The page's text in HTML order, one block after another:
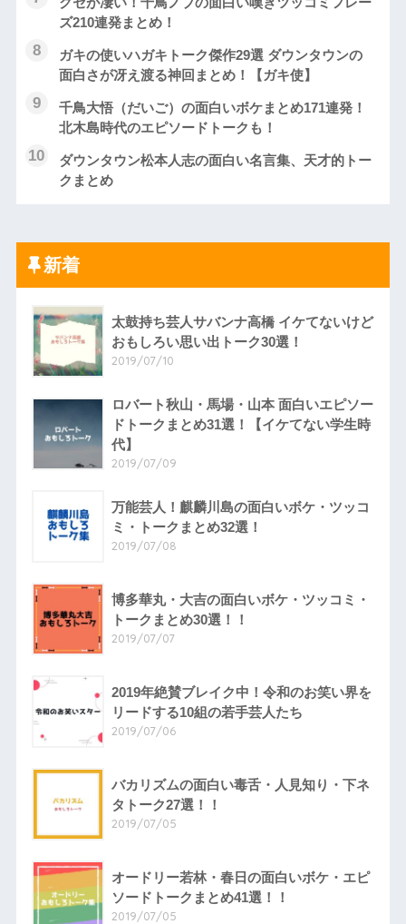
ズ210連発まとめ！
ガキの使いハガキトーク傑作29選 ダウンタウンの
面白さが冴え渡る神回まとめ！【ガキ使】
千鳥大悟（だいご）の面白いボケまとめ171連発！
北木島時代のエピソードトークも！
ダウンタウン松本人志の面白い名言集、天才的トー
クまとめ
新着
太鼓持ち芸人サバンナ高橋 イケてないけど
おもしろい思い出トーク30選！
2019/07/10
ロバート秋山・馬場・山本 面白いエピソー
ドトークまとめ31選！【イケてない学生時
代】
2019/07/09
万能芸人！麒麟川島の面白いボケ・ツッコ
ミ・トークまとめ32選！
2019/07/08
博多華丸・大吉の面白いボケ・ツッコミ・
トークまとめ30選！！
2019/07/07
2019年絶賛ブレイク中！令和のお笑い界を
リードする10組の若手芸人たち
2019/07/06
バカリズムの面白い毒舌・人見知り・下ネ
タトーク27選！！
2019/07/05
オードリー若林・春日の面白いボケ・エピ
ソードトークまとめ41選！！
2019/07/05